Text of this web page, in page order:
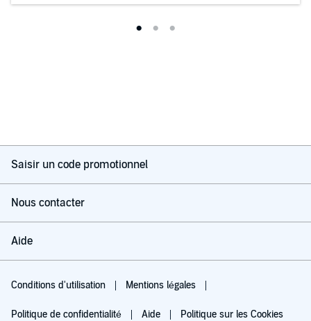
Saisir un code promotionnel
Nous contacter
Aide
Conditions d'utilisation Mentions légales
Politique de confidentialité Aide Politique sur les Cookies